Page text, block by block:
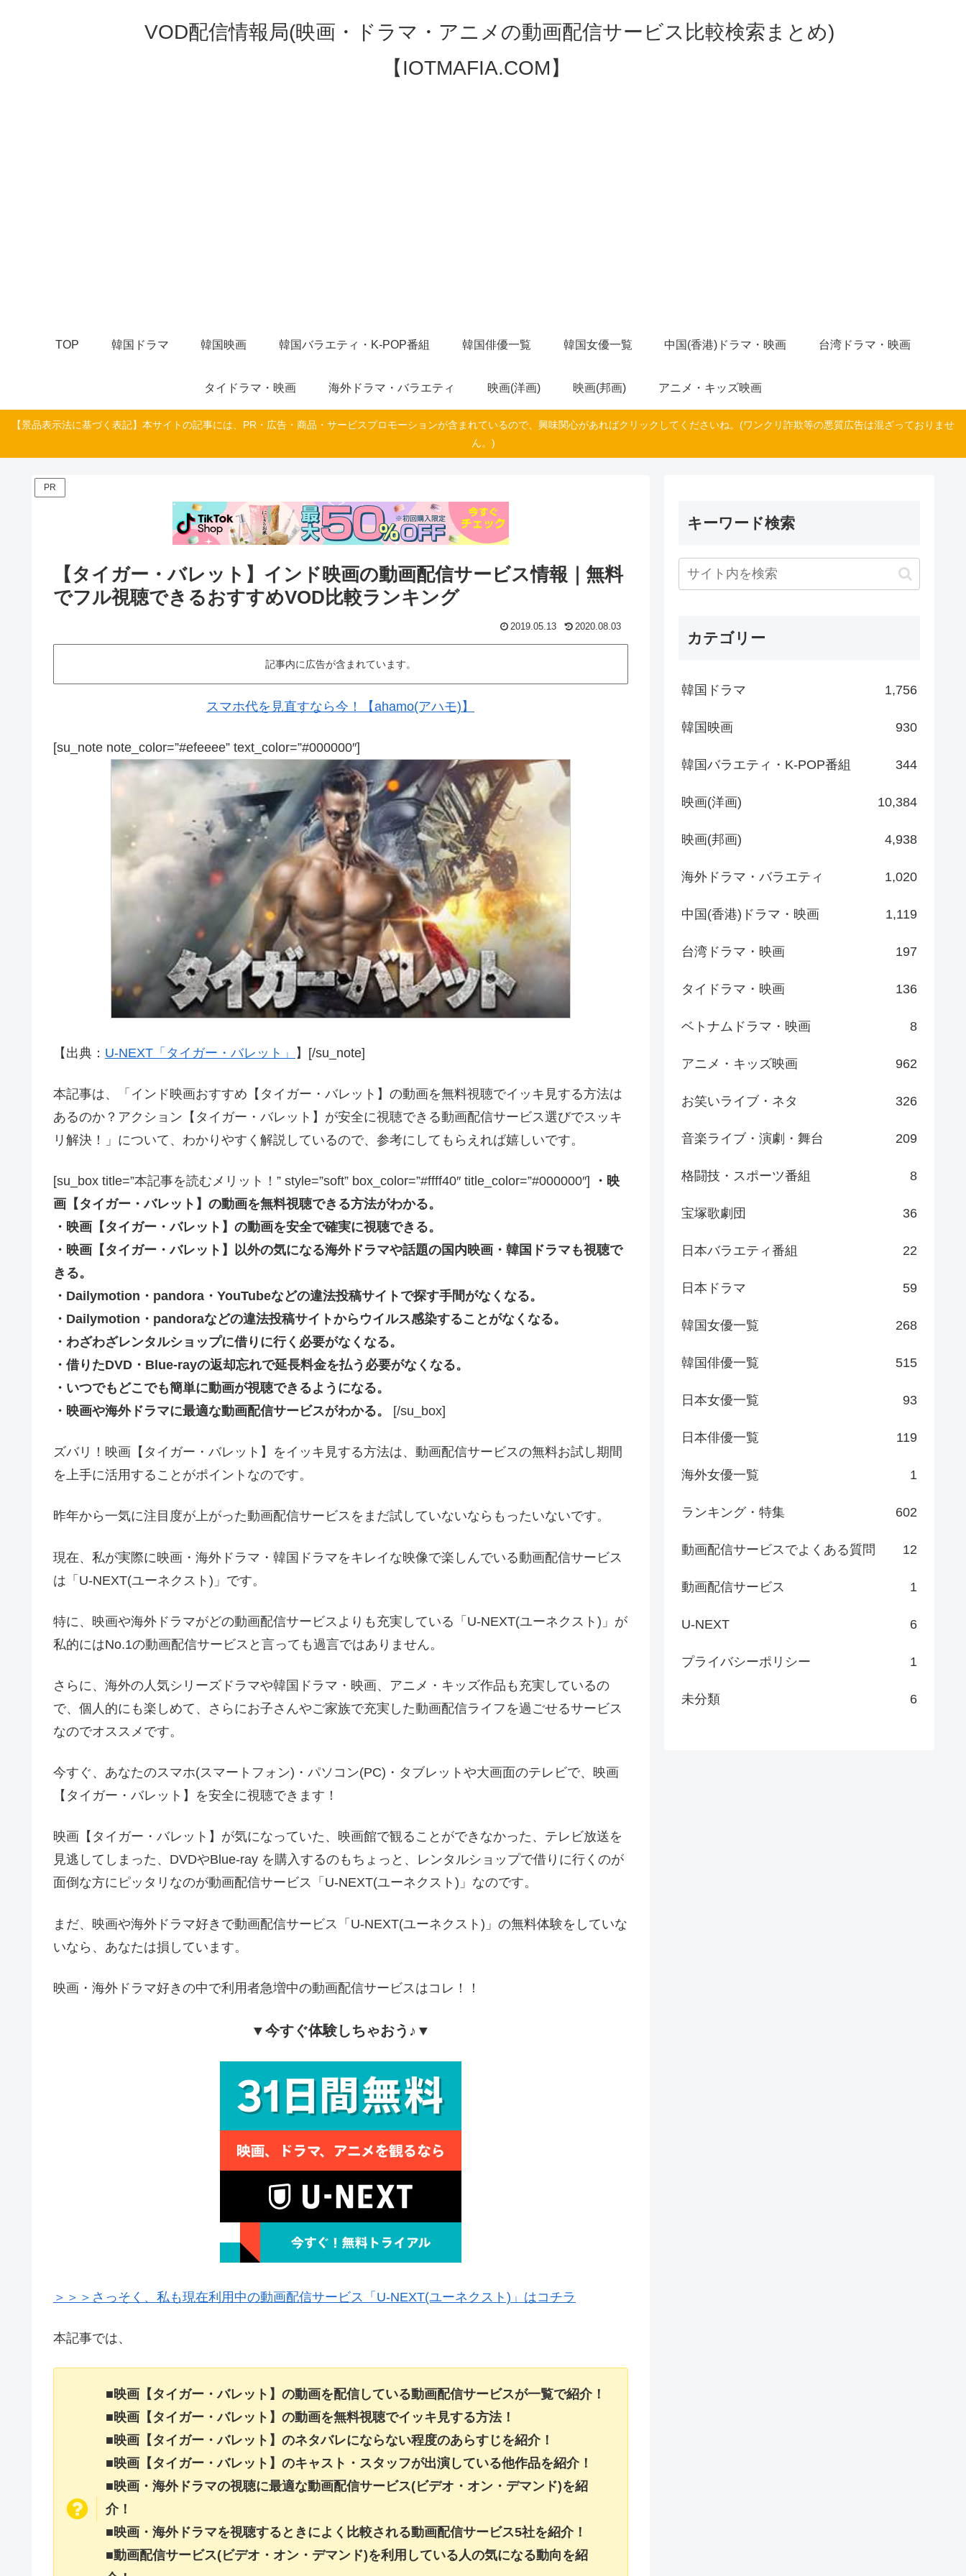
VOD配信情報局(映画・ドラマ・アニメの動画配信サービス比較検索まとめ)
【IOTMAFIA.COM】
TOP 韓国ドラマ 韓国映画 韓国バラエティ・K-POP番組 韓国俳優一覧 韓国女優一覧 中国(香港)ドラマ・映画 台湾ドラマ・映画
タイドラマ・映画 海外ドラマ・バラエティ 映画(洋画) 映画(邦画) アニメ・キッズ映画
【景品表示法に基づく表記】本サイトの記事には、PR・広告・商品・サービスプロモーションが含まれているので、興味関心があればクリックしてくださいね。(ワンクリ詐欺等の悪質広告は混ざっておりませ
ん。)
PR
【タイガー・バレット】インド映画の動画配信サービス情報｜無料
でフル視聴できるおすすめVOD比較ランキング
2019.05.13 2020.08.03
記事内に広告が含まれています。
スマホ代を見直すなら今！【ahamo(アハモ)】
[su_note note_color=”#efeeee” text_color=”#000000″]
【出典： U-NEXT「タイガー・バレット」 】[/su_note]
本記事は、「インド映画おすすめ【タイガー・バレット】の動画を無料視聴でイッキ見する方法は
あるのか？アクション【タイガー・バレット】が安全に視聴できる動画配信サービス選びでスッキ
リ解決！」について、わかりやすく解説しているので、参考にしてもらえれば嬉しいです。
[su_box title=”本記事を読むメリット！” style=”soft” box_color=”#ffff40″ title_color=”#000000″]
・映
画【タイガー・バレット】の動画を無料視聴できる方法がわかる。
・映画【タイガー・バレット】の動画を安全で確実に視聴できる。
・映画【タイガー・バレット】以外の気になる海外ドラマや話題の国内映画・韓国ドラマも視聴で
きる。
・Dailymotion・pandora・YouTubeなどの違法投稿サイトで探す手間がなくなる。
・Dailymotion・pandoraなどの違法投稿サイトからウイルス感染することがなくなる。
・わざわざレンタルショップに借りに行く必要がなくなる。
・借りたDVD・Blue-rayの返却忘れで延長料金を払う必要がなくなる。
・いつでもどこでも簡単に動画が視聴できるようになる。
・映画や海外ドラマに最適な動画配信サービスがわかる。
[/su_box]
ズバリ！映画【タイガー・バレット】をイッキ見する方法は、動画配信サービスの無料お試し期間
を上手に活用することがポイントなのです。
昨年から一気に注目度が上がった動画配信サービスをまだ試していないならもったいないです。
現在、私が実際に映画・海外ドラマ・韓国ドラマをキレイな映像で楽しんでいる動画配信サービス
は「U-NEXT(ユーネクスト)」です。
特に、映画や海外ドラマがどの動画配信サービスよりも充実している「U-NEXT(ユーネクスト)」が
私的にはNo.1の動画配信サービスと言っても過言ではありません。
さらに、海外の人気シリーズドラマや韓国ドラマ・映画、アニメ・キッズ作品も充実しているの
で、個人的にも楽しめて、さらにお子さんやご家族で充実した動画配信ライフを過ごせるサービス
なのでオススメです。
今すぐ、あなたのスマホ(スマートフォン)・パソコン(PC)・タブレットや大画面のテレビで、映画
【タイガー・バレット】を安全に視聴できます！
映画【タイガー・バレット】が気になっていた、映画館で観ることができなかった、テレビ放送を
見逃してしまった、DVDやBlue-ray を購入するのもちょっと、レンタルショップで借りに行くのが
面倒な方にピッタリなのが動画配信サービス「U-NEXT(ユーネクスト)」なのです。
まだ、映画や海外ドラマ好きで動画配信サービス「U-NEXT(ユーネクスト)」の無料体験をしていな
いなら、あなたは損しています。
映画・海外ドラマ好きの中で利用者急増中の動画配信サービスはコレ！！
▼今すぐ体験しちゃおう♪▼
＞＞＞さっそく、私も現在利用中の動画配信サービス「U-NEXT(ユーネクスト)」はコチラ
本記事では、
■映画【タイガー・バレット】の動画を配信している動画配信サービスが一覧で紹介！
■映画【タイガー・バレット】の動画を無料視聴でイッキ見する方法！
■映画【タイガー・バレット】のネタバレにならない程度のあらすじを紹介！
■映画【タイガー・バレット】のキャスト・スタッフが出演している他作品を紹介！
■映画・海外ドラマの視聴に最適な動画配信サービス(ビデオ・オン・デマンド)を紹
介！
■映画・海外ドラマを視聴するときによく比較される動画配信サービス5社を紹介！
■動画配信サービス(ビデオ・オン・デマンド)を利用している人の気になる動向を紹
キーワード検索
カテゴリー
韓国ドラマ 1,756
韓国映画 930
韓国バラエティ・K-POP番組 344
映画(洋画) 10,384
映画(邦画) 4,938
海外ドラマ・バラエティ 1,020
中国(香港)ドラマ・映画 1,119
台湾ドラマ・映画 197
タイドラマ・映画 136
ベトナムドラマ・映画 8
アニメ・キッズ映画 962
お笑いライブ・ネタ 326
音楽ライブ・演劇・舞台 209
格闘技・スポーツ番組 8
宝塚歌劇団 36
日本バラエティ番組 22
日本ドラマ 59
韓国女優一覧 268
韓国俳優一覧 515
日本女優一覧 93
日本俳優一覧 119
海外女優一覧 1
ランキング・特集 602
動画配信サービスでよくある質問 12
動画配信サービス 1
U-NEXT 6
プライバシーポリシー 1
未分類 6